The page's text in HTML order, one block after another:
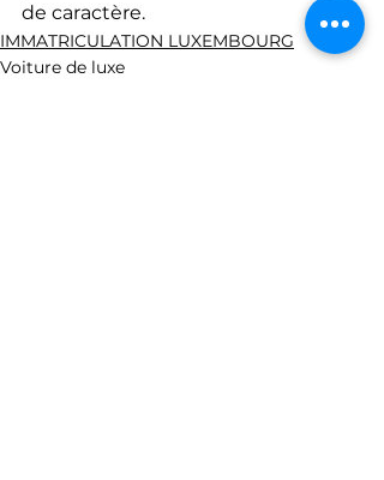
de caractère.
IMMATRICULATION LUXEMBOURG
Voiture de luxe